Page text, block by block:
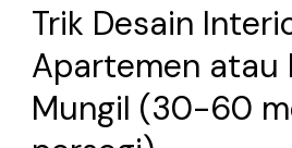
Trik Desain
Apartemen atau
Mungil (30-60
Trik
Desain
Interior